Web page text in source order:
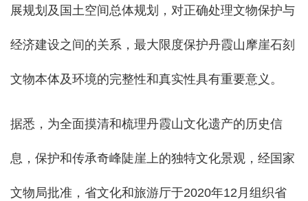
展规划及国土空间总体规划，对正确处理文物保护与
经济建设之间的关系，最大限度保护丹霞山摩崖石刻
文物本体及环境的完整性和真实性具有重要意义。
据悉，为全面摸清和梳理丹霞山文化遗产的历史信
息，保护和传承奇峰陡崖上的独特文化景观，经国家
文物局批准，省文化和旅游厅于2020年12月组织省